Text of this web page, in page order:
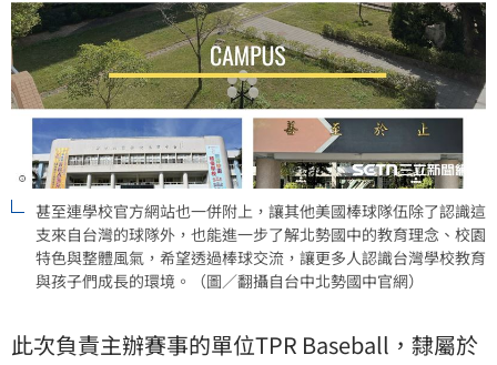
甚至連學校官方網站也一併附上，讓其他美國棒球隊伍除了認識這
支來自台灣的球隊外，也能進一步了解北勢國中的教育理念、校園
特色與整體風氣，希望透過棒球交流，讓更多人認識台灣學校教育
與孩子們成長的環境。（圖／翻攝自台中北勢國中官網）
此次負責主辦賽事的單位TPR Baseball，隸屬於